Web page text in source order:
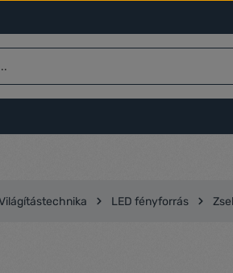
LED fényforrás